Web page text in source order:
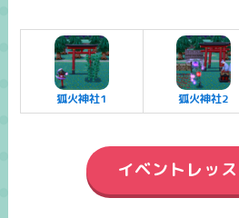
狐火神社1 狐火神社2
イベントレッ